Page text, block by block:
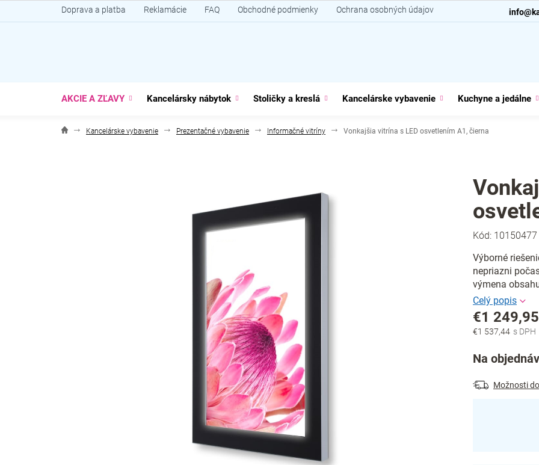
na
Doprava a platba Reklamácie FAQ Obchodné podmienky Ochrana osobných údajov
AKCIE A ZĽAVY Kancelársky nábytok Stoličky a kreslá Kancelárske vybavenie Kuchyne a jedálne
Kancelárske vybavenie Prezentačné vybavenie Informačné vitríny Vonkajšia vitrína s LED osvetlením A1, čierna
Kód: 10150477
Výborné
nepriazni
výmena
€1 537,44
€1
Jednotková
Na
Možnosti